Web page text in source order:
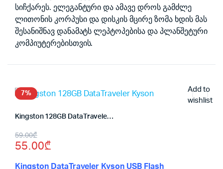
სიჩქარეს. ელეგანტური და ამავე დროს გამძლე
ლითონის კორპუსი და დისკის მცირე ზომა ხდის მას
შესანიშნავ დანამატს ლეპტოპებისა და პლანშეტური
კომპიუტერებისთვის.
7%
Add to
wishlist
Kingston 128GB DataTraveler Kyson
59.00₾
Original
price
55.00₾
Current
price
Kingston DataTraveler Kyson USB Flash